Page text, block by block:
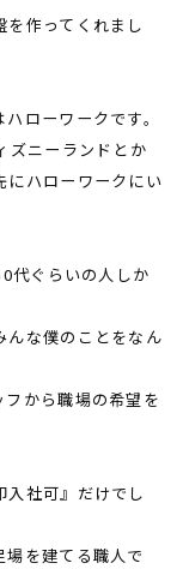
作ってくれまし
ローワークです。
ズニーランドとか
にハローワークにい
代ぐらいの人しか
んな僕のことをなん
から職場の希望を
社可』だけでし
を建てる職人で